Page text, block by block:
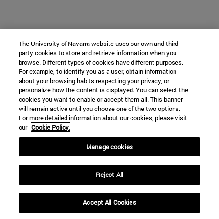
The University of Navarra website uses our own and third-
party cookies to store and retrieve information when you
browse. Different types of cookies have different purposes.
For example, to identify you as a user, obtain information
about your browsing habits respecting your privacy, or
personalize how the content is displayed. You can select the
cookies you want to enable or accept them all. This banner
will remain active until you choose one of the two options.
For more detailed information about our cookies, please visit
our Cookie Policy.
Manage cookies
Reject All
Accept All Cookies